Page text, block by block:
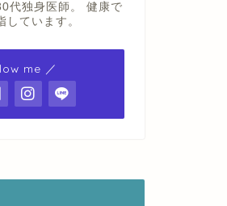
代独身医師。 健康で
しています。
me ／